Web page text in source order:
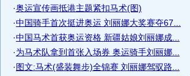
·奥运宣传画抵港主题紧扣马术(图)
·中国骑手首次挺进奥运 刘丽娜大奖赛夺67...
·中国马术首获奥运资格 新疆姑娘刘丽娜成...
·为马术队拿到首张入场券 奥运骑手刘丽娜...
·图文:马术(盛装舞步)全锦赛 刘丽娜驾驭路...